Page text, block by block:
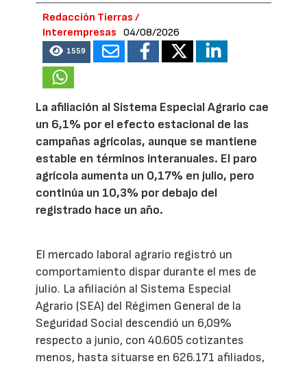
Redacción Tierras /
Interempresas
04/08/2026
1559
La afiliación al Sistema Especial Agrario cae
un 6,1% por el efecto estacional de las
campañas agrícolas, aunque se mantiene
estable en términos interanuales. El paro
agrícola aumenta un 0,17% en julio, pero
continúa un 10,3% por debajo del
registrado hace un año.
El mercado laboral agrario registró un
comportamiento dispar durante el mes de
julio. La afiliación al Sistema Especial
Agrario (SEA) del Régimen General de la
Seguridad Social descendió un 6,09%
respecto a junio, con 40.605 cotizantes
menos, hasta situarse en 626.171 afiliados,